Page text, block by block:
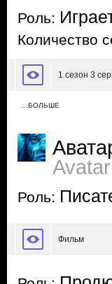
Роль:
Количество
1 сезон 3
…БОЛЬШЕ
Роль:
Фильм